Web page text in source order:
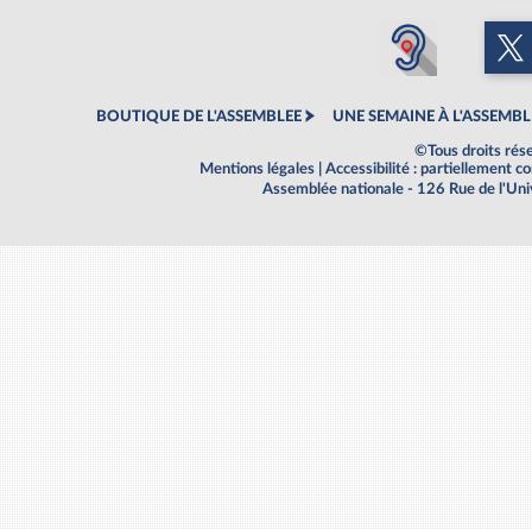
BOUTIQUE DE L'ASSEMBLEE UNE SEMAINE À
©Tous droits
Mentions légales
Accessibilité : partiellement
Assemblée nationale - 126 Rue de